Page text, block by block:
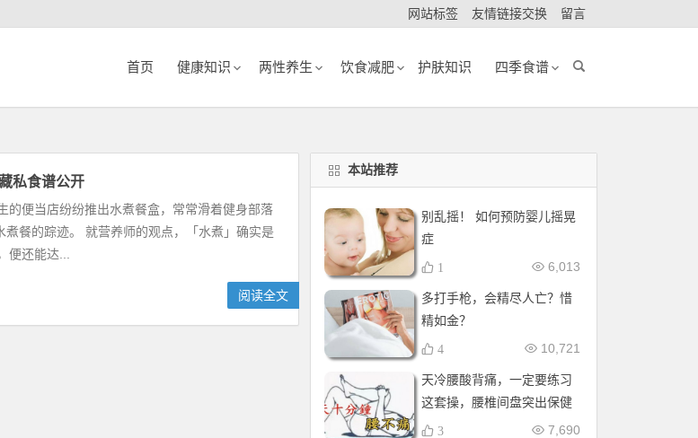
网站标签 友情链接交换 留言
首页 健康知识 两性养生 饮食减肥 护肤知识 四季食谱
私食谱公开
的便当店纷纷推出水煮餐盒，常常滑着健身部落
餐的踪迹。 就营养师的观点，「水煮」确实是
便还能达...
阅读全文
本站推荐
别乱摇！ 如何预防婴儿摇晃
症
6,013
1
多打手枪，会精尽人亡？惜
精如金？
10,721
4
天冷腰酸背痛，一定要练习
这套操，腰椎间盘突出保健
操，全套收好！每天十分钟
7,690
3